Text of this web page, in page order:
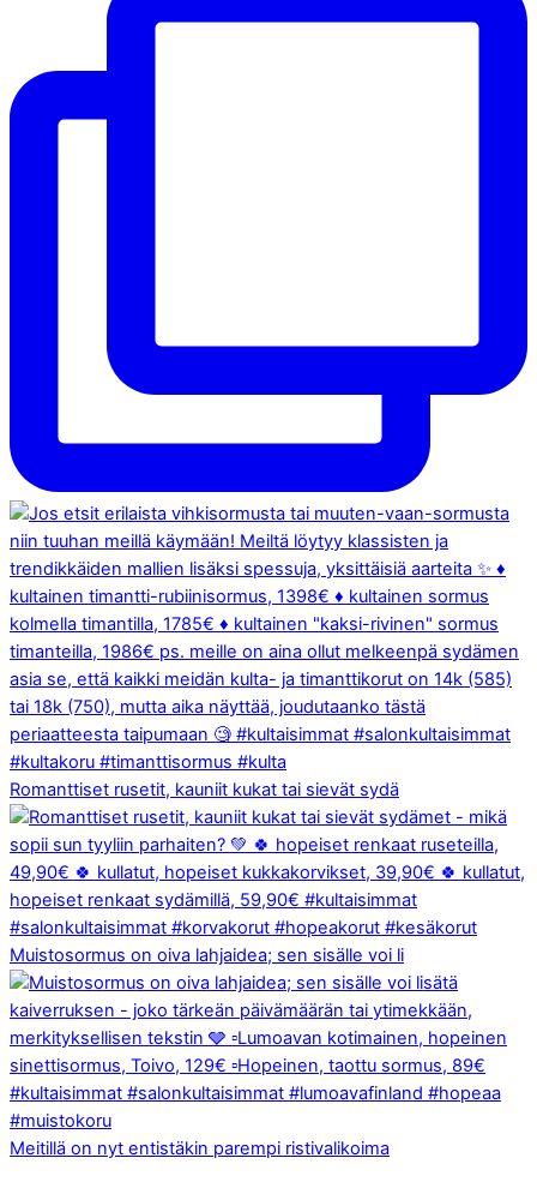
Romanttiset rusetit, kauniit kukat tai sievät sydä
Muistosormus on oiva lahjaidea; sen sisälle voi li
Meitillä on nyt entistäkin parempi ristivalikoima